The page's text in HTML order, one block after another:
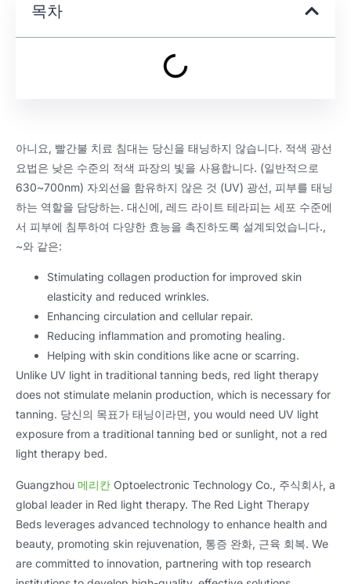
목차
아니요, 빨간불 치료 침대는 당신을 태닝하지 않습니다. 적색 광선
요법은 낮은 수준의 적색 파장의 빛을 사용합니다. (일반적으로
630~700nm) 자외선을 함유하지 않은 것 (UV) 광선, 피부를 태닝
하는 역할을 담당하는. 대신에, 레드 라이트 테라피는 세포 수준에
서 피부에 침투하여 다양한 효능을 촉진하도록 설계되었습니다.,
~와 같은:
Stimulating collagen production for improved skin
elasticity and reduced wrinkles.
Enhancing circulation and cellular repair.
Reducing inflammation and promoting healing.
Helping with skin conditions like acne or scarring.
Unlike UV light in traditional tanning beds, red light therapy
does not stimulate melanin production, which is necessary for
tanning. 당신의 목표가 태닝이라면, you would need UV light
exposure from a traditional tanning bed or sunlight, not a red
light therapy bed.
Guangzhou 메리칸 Optoelectronic Technology Co., 주식회사, a
global leader in Red light therapy. The Red Light Therapy
Beds leverages advanced technology to enhance health and
beauty, promoting skin rejuvenation, 통증 완화, 근육 회복. We
are committed to innovation, partnering with top research